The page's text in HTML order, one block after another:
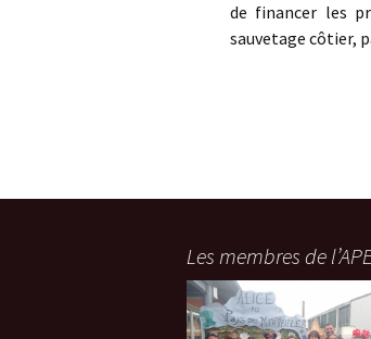
de financer les
sauvetage côtier,
Les membres de